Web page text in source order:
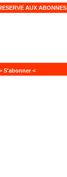
AUX ABONNES
S'abonner <